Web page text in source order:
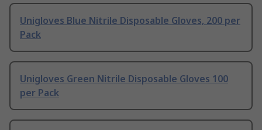
Unigloves Blue Nitrile Disposable Gloves, 200 per
Pack
Unigloves Green Nitrile Disposable Gloves 100
per Pack